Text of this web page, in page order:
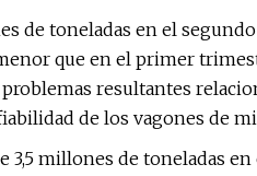
de toneladas en el
que en el primer
resultantes
de los vagones de
3,5 millones de toneladas